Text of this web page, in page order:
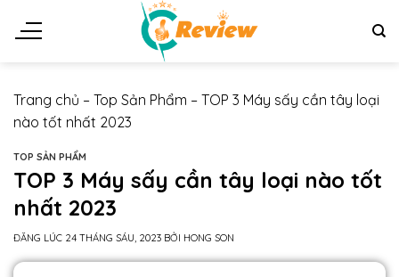
Trang chủ – Top Sản Phẩm – TOP 3 Máy sấy cần tây loại
nào tốt nhất 2023
TOP SẢN PHẨM
TOP 3 Máy sấy cần tây loại nào tốt
nhất 2023
ĐĂNG LÚC 24 THÁNG SÁU, 2023 BỞI HONG SON